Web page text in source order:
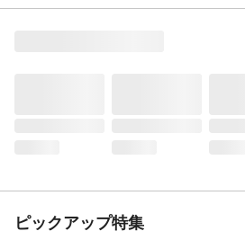
ピックアップ特集